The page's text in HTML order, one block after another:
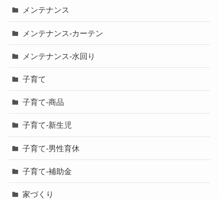
メンテナンス
メンテナンス-カーテン
メンテナンス-水回り
子育て
子育て-商品
子育て-新生児
子育て-男性育休
子育て-補助金
家づくり